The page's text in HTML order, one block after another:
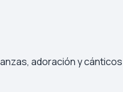
adoración y